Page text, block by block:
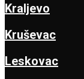
Kraljevo
Kruševac
Leskovac